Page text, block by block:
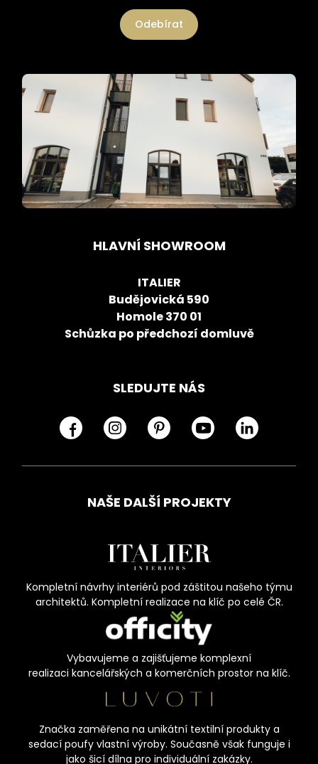
Odebírat
HLAVNÍ SHOWROOM
ITALIER
Budějovická 590
Homole 370 01
Schůzka po předchozí domluvě
SLEDUJTE NÁS
NAŠE DALŠÍ PROJEKTY
Kompletní návrhy interiérů pod záštitou našeho týmu
architektů. Kompletní realizace na klíč po celé ČR.
Vybavujeme a zajišťujeme komplexní
realizaci kancelářských a komerčních prostor na klíč.
Značka zaměřena na unikátní textilní produkty a
sedací poufy vlastní výroby. Současně však funguje i
jako šicí dílna pro individuální zakázky.